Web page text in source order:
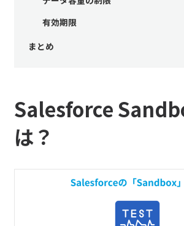
有効期限
まとめ
Salesforce
は？